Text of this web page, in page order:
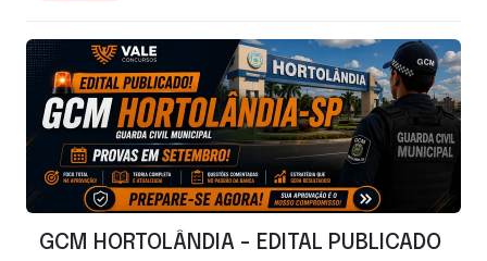
GCM HORTOLÂNDIA - EDITAL PUBLICADO